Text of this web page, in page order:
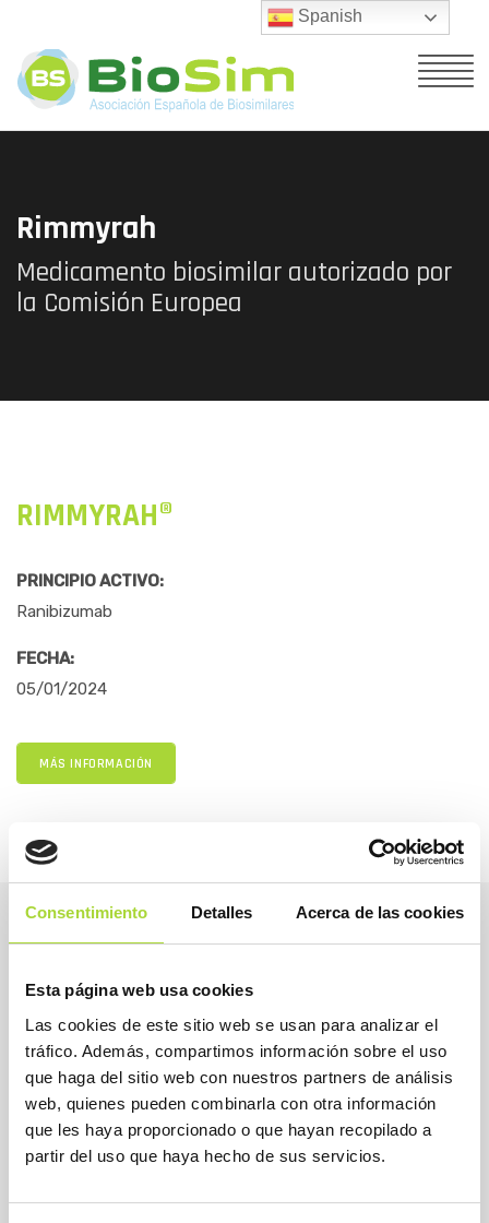
Consentimiento Detalles Acerca de las cookies
Esta página web usa cookies
Las cookies de este sitio web se usan para analizar el
tráfico. Además, compartimos información sobre el uso
que haga del sitio web con nuestros partners de análisis
web, quienes pueden combinarla con otra información
que les haya proporcionado o que hayan recopilado a
partir del uso que haya hecho de sus servicios.
Rimmyrah
Medicamento biosimilar autorizado por
la Comisión Europea
RIMMYRAH®
PRINCIPIO ACTIVO:
Ranibizumab
FECHA:
05/01/2024
MÁS INFORMACIÓN
BioSim
Spanish